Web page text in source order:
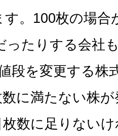
。100枚の場合
ったりする会社
段を変更する株
数に満たない株
枚数に足りない